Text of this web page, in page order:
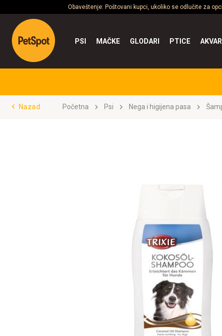
Obaveštenje: Poštovani kupci, ukoliko se odlučite za
PSI MAČKE GLODARI PTICE
Nazad Početna Psi Nega i higijena pasa